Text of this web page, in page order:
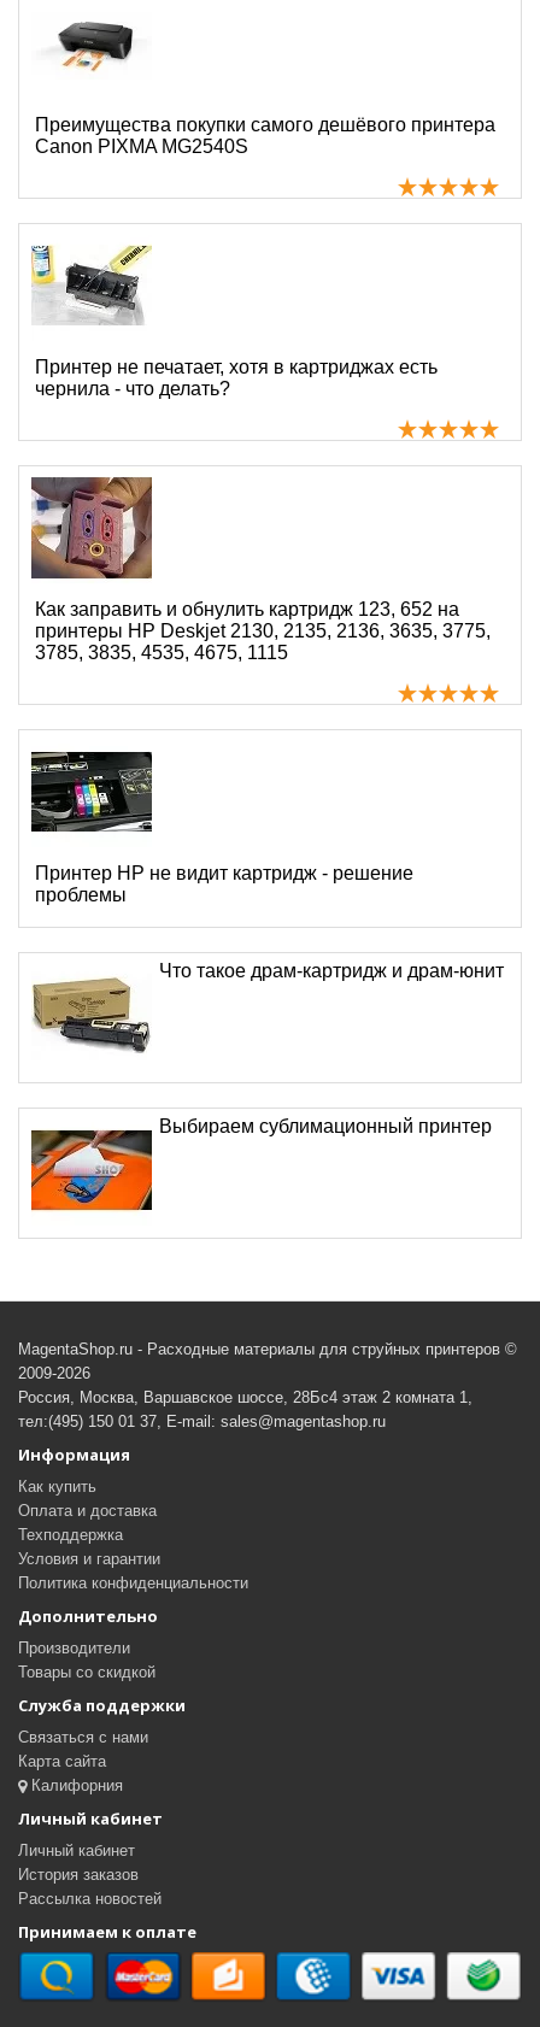
Преимущества покупки самого дешёвого принтера
Canon PIXMA MG2540S
Принтер не печатает, хотя в картриджах есть
чернила - что делать?
Как заправить и обнулить картридж 123, 652 на
принтеры HP Deskjet 2130, 2135, 2136, 3635, 3775,
3785, 3835, 4535, 4675, 1115
Принтер HP не видит картридж - решение
проблемы
Что такое драм-картридж и драм-юнит
Выбираем сублимационный принтер
MagentaShop.ru - Расходные материалы для струйных принтеров ©
2009-2026
Россия, Москва, Варшавское шоссе, 28Бс4 этаж 2 комната 1,
тел:(495) 150 01 37, E-mail: sales@magentashop.ru
Информация
Как купить
Оплата и доставка
Техподдержка
Условия и гарантии
Политика конфиденциальности
Дополнительно
Производители
Товары со скидкой
Служба поддержки
Связаться с нами
Карта сайта
Калифорния
Личный кабинет
Личный кабинет
История заказов
Рассылка новостей
Принимаем к оплате